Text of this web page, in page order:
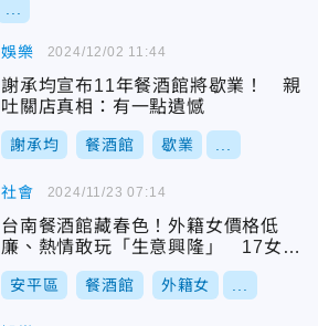
娛樂
謝承均宣布11年餐酒館將歇業！ 親
吐關店真相：有一點遺憾
謝承均 餐酒館 歇業
2024/12/02 11:44
社會
台南餐酒館藏春色！外籍女價格低
廉、熱情敢玩「生意興隆」 17女全
拿觀光簽證來台
安平區 餐酒館 外籍女
2024/11/23 07:14